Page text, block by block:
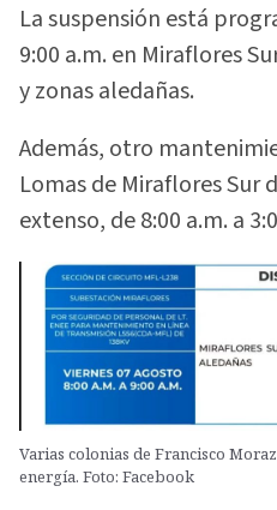
La suspensión está
9:00 a.m. en Miraflores
y zonas aledañas.
Además, otro
Lomas de Miraflores
extenso, de 8:00 a.m. a
Varias colonias de Francisco
energía. Foto: Facebook